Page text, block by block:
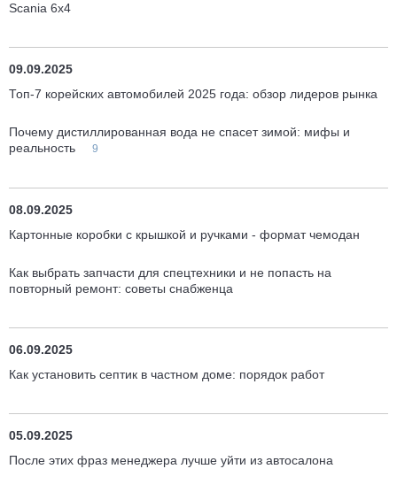
Scania 6x4
09.09.2025
Топ-7 корейских автомобилей 2025 года: обзор лидеров рынка
Почему дистиллированная вода не спасет зимой: мифы и
реальность
9
08.09.2025
Картонные коробки с крышкой и ручками - формат чемодан
Как выбрать запчасти для спецтехники и не попасть на
повторный ремонт: советы снабженца
06.09.2025
Как установить септик в частном доме: порядок работ
05.09.2025
После этих фраз менеджера лучше уйти из автосалона